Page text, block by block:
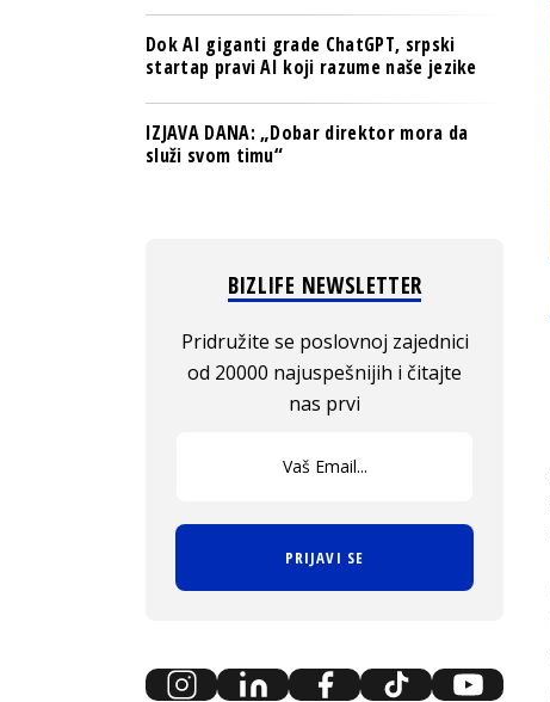
Dok AI giganti grade ChatGPT, srpski
startap pravi AI koji razume naše jezike
IZJAVA DANA: „Dobar direktor mora da
služi svom timu“
BIZLIFE NEWSLETTER
Pridružite se poslovnoj zajednici
od 20000 najuspešnijih i čitajte
nas prvi
PRIJAVI SE